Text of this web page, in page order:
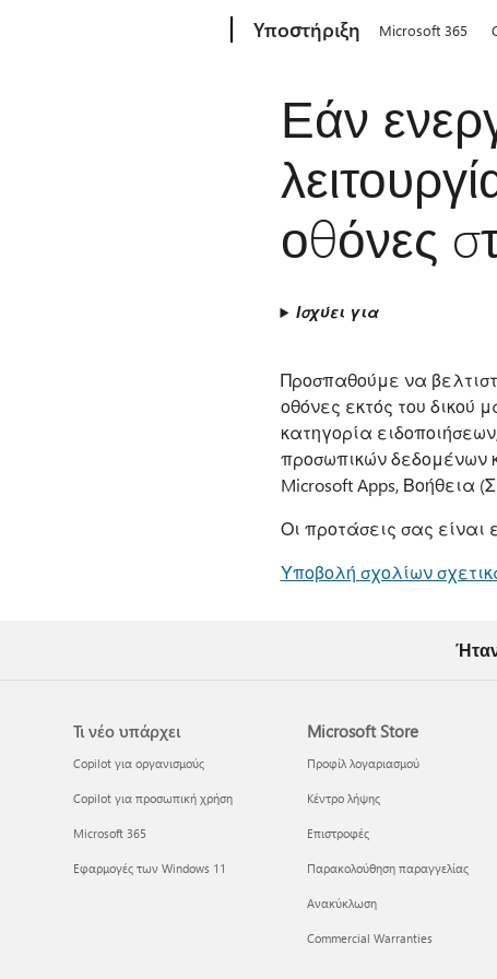
Υποστήριξη Microsoft 365
Εάν
οθόνες
Ισχύει για
Προσπαθούμε να
οθόνες εκτός του
κατηγορία
προσωπικών δεδομένων
Microsoft Apps, Βοήθεια
Οι προτάσεις σας είναι
Υποβολή σχολίων
Τι νέο υπάρχει
Copilot για οργανισμούς
Copilot για προσωπική χρήση
Microsoft 365
Εφαρμογές των Windows 11
Microsoft Store
Προφίλ λογαριασμού
Κέντρο λήψης
Επιστροφές
Παρακολούθηση παραγγελίας
Ανακύκλωση
Commercial Warranties